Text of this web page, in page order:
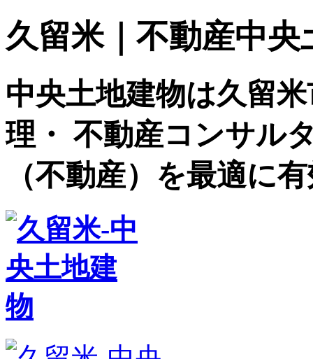
久留米｜不動産中
中央土地建物は久留
理・ 不動産コンサル
（不動産）を最適に